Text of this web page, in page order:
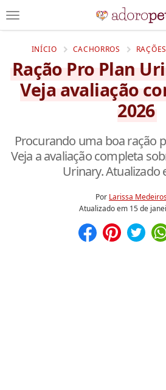
INÍCIO CACHORROS
Ração Pro Plan
Veja avaliação
2026
Procurando uma boa ração
Veja a avaliação completa
Urinary. Atualizado
Por Larissa
Atualizado em 15 de